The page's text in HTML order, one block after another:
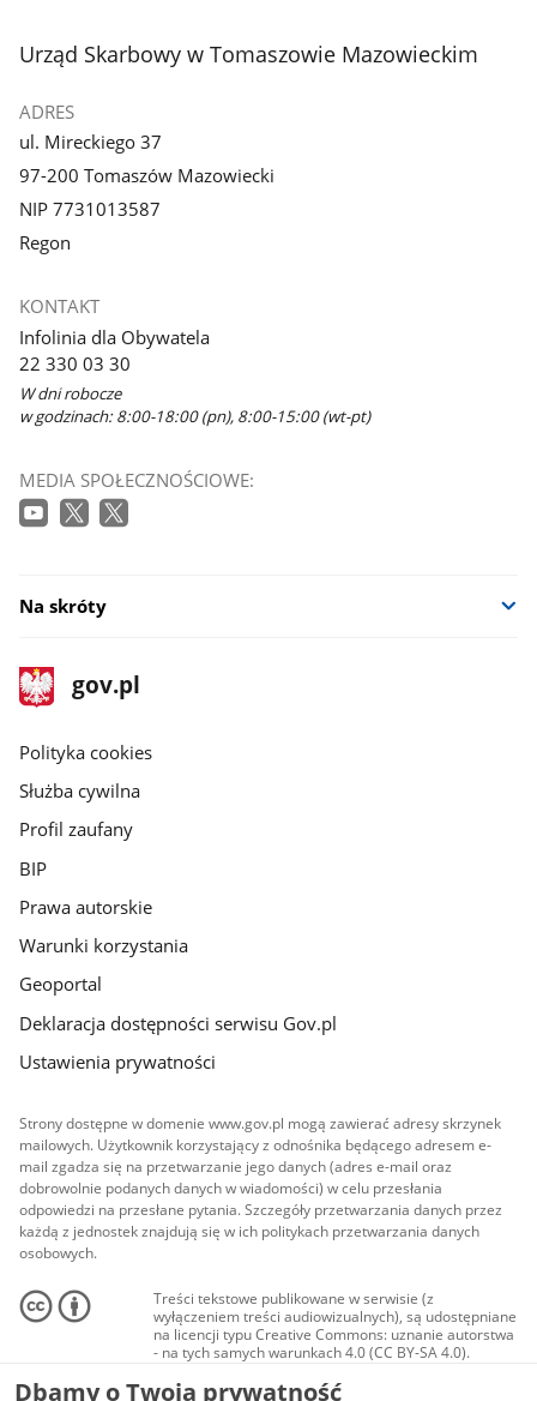
stopka
Urząd Skarbowy w Tomaszowie Mazowieckim
ADRES
ul. Mireckiego 37
97-200 Tomaszów Mazowiecki
NIP 7731013587
Regon
KONTAKT
Infolinia dla Obywatela
22 330 03 30
W dni robocze
w godzinach: 8:00-18:00 (pn), 8:00-15:00 (wt-pt)
MEDIA SPOŁECZNOŚCIOWE:
Na skróty
stopka
gov.pl
Strona
gov.pl
gov.pl
Polityka cookies
Służba cywilna
Profil zaufany
BIP
Prawa autorskie
Warunki korzystania
Geoportal
Deklaracja dostępności serwisu Gov.pl
Ustawienia prywatności
Strony dostępne w domenie www.gov.pl mogą zawierać adresy skrzynek
mailowych. Użytkownik korzystający z odnośnika będącego adresem e-
mail zgadza się na przetwarzanie jego danych (adres e-mail oraz
dobrowolnie podanych danych w wiadomości) w celu przesłania
odpowiedzi na przesłane pytania. Szczegóły przetwarzania danych przez
każdą z jednostek znajdują się w ich politykach przetwarzania danych
osobowych.
Treści tekstowe publikowane w serwisie (z
wyłączeniem treści audiowizualnych), są udostępniane
na licencji typu Creative Commons: uznanie autorstwa
- na tych samych warunkach 4.0 (CC BY-SA 4.0).
Materiały audiowizualne, w tym zdjęcia, materiały
audio i wideo, są udostępniane na licencji typu
Dbamy o Twoją prywatność